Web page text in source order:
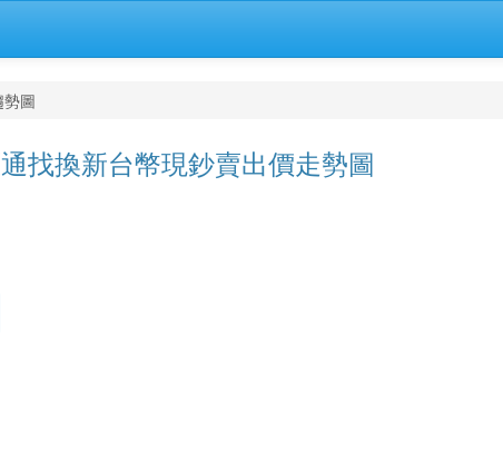
圖
找換新台幣現鈔賣出價走勢圖